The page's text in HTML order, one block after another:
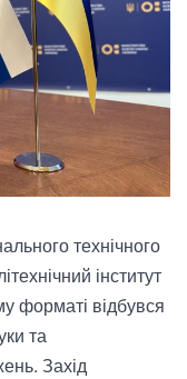
технічного
інститут
форматі відбувся
та
Захід